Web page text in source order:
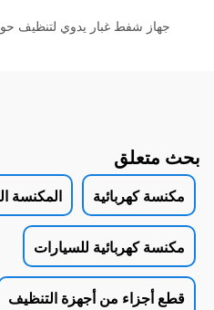
جهاز شفط غبار يدوي لتنظيف
بحث متعلق
مكنسة كهربائية المكنسة
مكنسة كهربائية للسيارات
قطع أجزاء من أجهزة التنظيف